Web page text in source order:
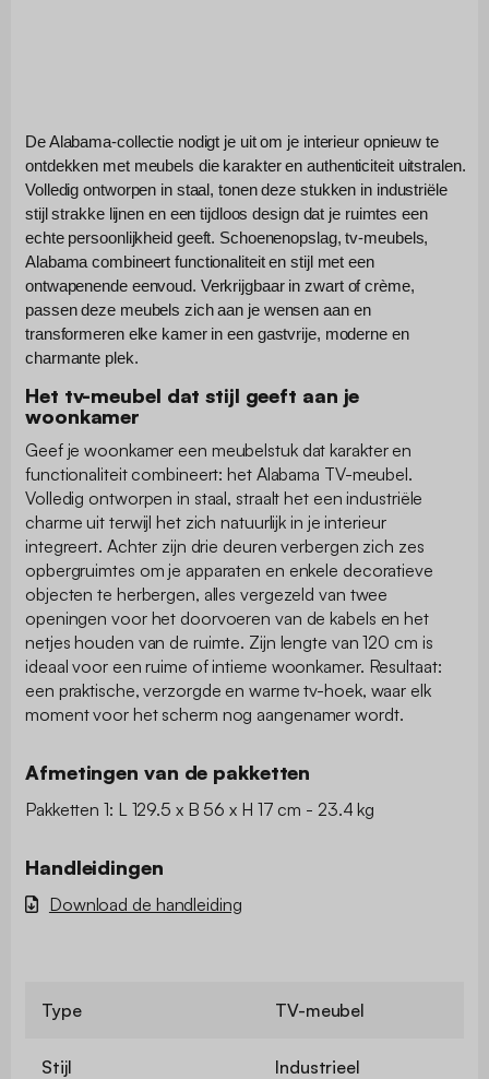
De Alabama-collectie nodigt je uit om je interieur opnieuw te
ontdekken met meubels die karakter en authenticiteit uitstralen.
Volledig ontworpen in staal, tonen deze stukken in industriële
stijl strakke lijnen en een tijdloos design dat je ruimtes een
echte persoonlijkheid geeft. Schoenenopslag, tv-meubels,
Alabama combineert functionaliteit en stijl met een
ontwapenende eenvoud. Verkrijgbaar in zwart of crème,
passen deze meubels zich aan je wensen aan en
transformeren elke kamer in een gastvrije, moderne en
charmante plek.
Het tv-meubel dat stijl geeft aan je
woonkamer
Geef je woonkamer een meubelstuk dat karakter en
functionaliteit combineert: het Alabama TV-meubel.
Volledig ontworpen in staal, straalt het een industriële
charme uit terwijl het zich natuurlijk in je interieur
integreert. Achter zijn drie deuren verbergen zich zes
opbergruimtes om je apparaten en enkele decoratieve
objecten te herbergen, alles vergezeld van twee
openingen voor het doorvoeren van de kabels en het
netjes houden van de ruimte. Zijn lengte van 120 cm is
ideaal voor een ruime of intieme woonkamer. Resultaat:
een praktische, verzorgde en warme tv-hoek, waar elk
moment voor het scherm nog aangenamer wordt.
Afmetingen van de pakketten
Pakketten 1: L 129.5 x B 56 x H 17 cm - 23.4 kg
Handleidingen
Download de handleiding
Type TV-meubel
Stijl Industrieel